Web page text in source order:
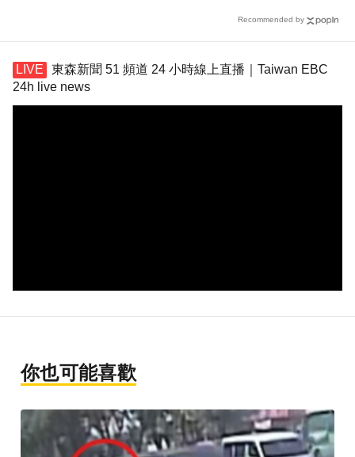
Recommended by
東森新聞 51 頻道 24 小時線上直播｜Taiwan EBC
24h live news
你也可能喜歡